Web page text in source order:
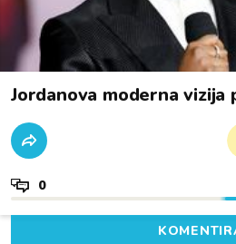
Jordanova moderna vizija
0